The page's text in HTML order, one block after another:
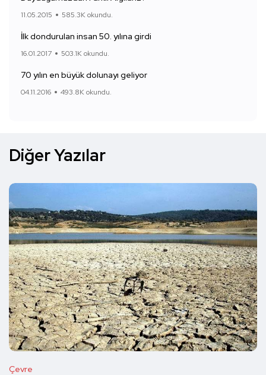
11.05.2015 585.3K okundu.
İlk dondurulan insan 50. yılına girdi
16.01.2017 503.1K okundu.
70 yılın en büyük dolunayı geliyor
04.11.2016 493.8K okundu.
Diğer Yazılar
Çevre